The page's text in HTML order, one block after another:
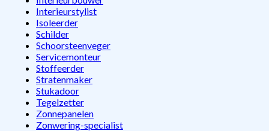
Interieurstylist
Isoleerder
Schilder
Schoorsteenveger
Servicemonteur
Stoffeerder
Stratenmaker
Stukadoor
Tegelzetter
Zonnepanelen
Zonwering-specialist